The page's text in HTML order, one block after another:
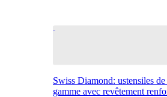
Swiss Diamond: ustensiles
gamme avec revêtement